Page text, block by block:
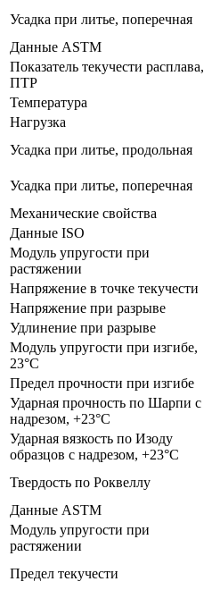
Усадка при литье, поперечная
Данные ASTM
Показатель текучести расплава,
ПТР
Температура
Нагрузка
Усадка при литье, продольная
Усадка при литье, поперечная
Механические свойства
Данные ISO
Модуль упругости при
растяжении
Напряжение в точке текучести
Напряжение при разрыве
Удлинение при разрыве
Модуль упругости при изгибе,
23°C
Предел прочности при изгибе
Ударная прочность по Шарпи с
надрезом, +23°C
Ударная вязкость по Изоду
образцов с надрезом, +23°C
Твердость по Роквеллу
Данные ASTM
Модуль упругости при
растяжении
Предел текучести